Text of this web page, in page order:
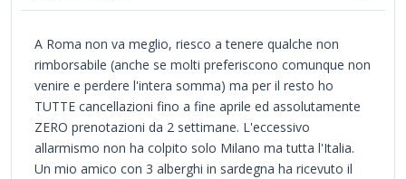
A Roma non va meglio, riesco a tenere qualche non
rimborsabile (anche se molti preferiscono comunque non
venire e perdere l'intera somma) ma per il resto ho
TUTTE cancellazioni fino a fine aprile ed assolutamente
ZERO prenotazioni da 2 settimane. L'eccessivo
allarmismo non ha colpito solo Milano ma tutta l'Italia.
Un mio amico con 3 alberghi in sardegna ha ricevuto il